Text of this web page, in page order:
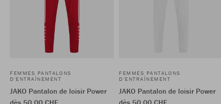
FEMMES PANTALONS
D'ENTRAÎNEMENT
JAKO Pantalon de loisir Power
FEMMES PANTALONS
D'ENTRAÎNEMENT
JAKO Pantalon de loisir Power